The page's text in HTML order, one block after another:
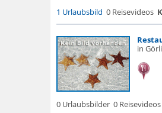
1 Urlaubsbild 0 Reisevideos
in
0 Urlaubsbilder 0 Reisevideos